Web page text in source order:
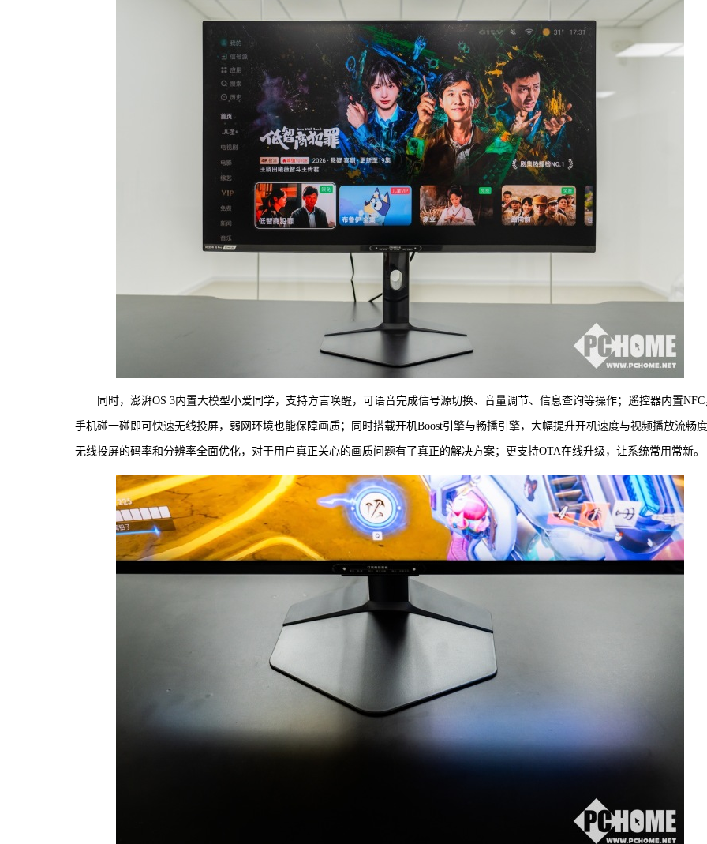
同时，澎湃OS 3内置大模型小爱同学，支持方言唤醒，可语音完成信号源切换、音量调节、信息查询等操作；遥控器内置NFC
手机碰一碰即可快速无线投屏，弱网环境也能保障画质；同时搭载开机Boost引擎与畅播引擎，大幅提升开机速度与视频播放流畅度
无线投屏的码率和分辨率全面优化，对于用户真正关心的画质问题有了真正的解决方案；更支持OTA在线升级，让系统常用常新。